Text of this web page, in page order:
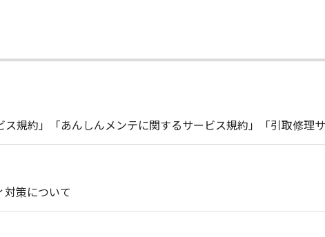
ス規約」「あんしんメンテに関するサービス規約」「引取修理
策について